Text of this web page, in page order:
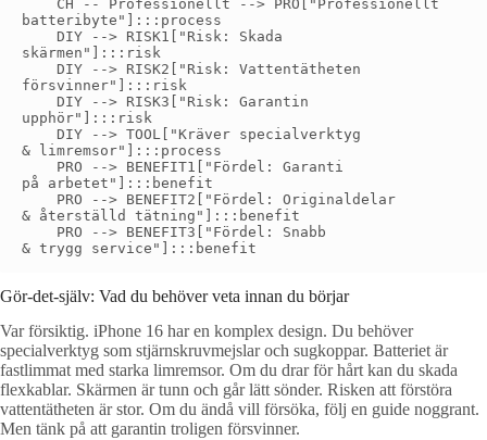
    CH -- Professionellt --> PRO["Professionellt
batteribyte"]:::process
    DIY --> RISK1["Risk: Skada
skärmen"]:::risk
    DIY --> RISK2["Risk: Vattentätheten
försvinner"]:::risk
    DIY --> RISK3["Risk: Garantin
upphör"]:::risk
    DIY --> TOOL["Kräver specialverktyg
& limremsor"]:::process
    PRO --> BENEFIT1["Fördel: Garanti
på arbetet"]:::benefit
    PRO --> BENEFIT2["Fördel: Originaldelar
& återställd tätning"]:::benefit
    PRO --> BENEFIT3["Fördel: Snabb
Gör-det-själv: Vad du behöver veta innan du börjar
Var försiktig. iPhone 16 har en komplex design. Du behöver
specialverktyg som stjärnskruvmejslar och sugkoppar. Batteriet är
fastlimmat med starka limremsor. Om du drar för hårt kan du skada
flexkablar. Skärmen är tunn och går lätt sönder. Risken att förstöra
vattentätheten är stor. Om du ändå vill försöka, följ en guide noggrant.
Men tänk på att garantin troligen försvinner.